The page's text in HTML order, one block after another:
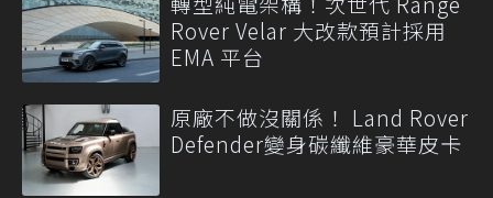
Rover Velar 大改款預計採用
EMA 平台
原廠不做沒關係！ Land Rover
Defender變身碳纖維豪華皮卡